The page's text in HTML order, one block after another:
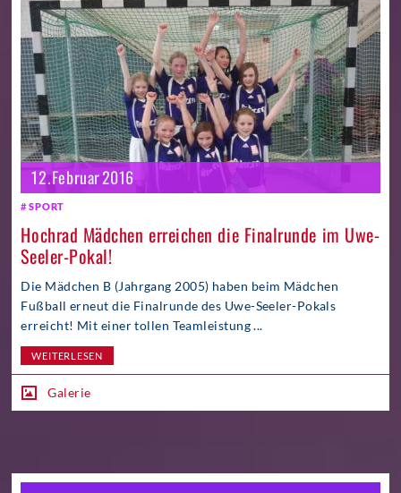
12. Februar 2016
SPORT
Hochrad Mädchen erreichen die Finalrunde im Uwe-
Seeler-Pokal!
Die Mädchen B (Jahrgang 2005) haben beim Mädchen
Fußball erneut die Finalrunde des Uwe-Seeler-Pokals
erreicht! Mit einer tollen Teamleistung ...
WEITERLESEN
Galerie